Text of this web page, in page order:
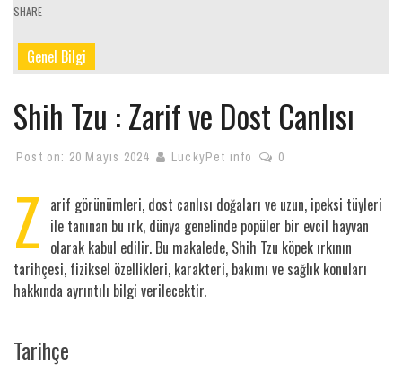
SHARE
Genel Bilgi
Shih Tzu : Zarif ve Dost Canlısı
Post on: 20 Mayıs 2024 LuckyPet info 0
Z arif görünümleri, dost canlısı doğaları ve uzun, ipeksi tüyleri
ile tanınan bu ırk, dünya genelinde popüler bir evcil hayvan
olarak kabul edilir. Bu makalede, Shih Tzu köpek ırkının
tarihçesi, fiziksel özellikleri, karakteri, bakımı ve sağlık konuları
hakkında ayrıntılı bilgi verilecektir.
Tarihçe